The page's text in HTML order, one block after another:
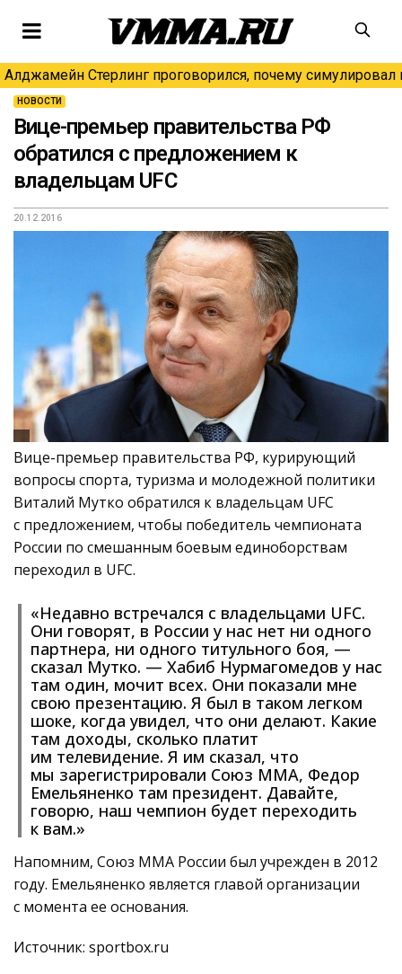
Алджамейн Стерлинг проговорился, почему симулировал
НОВОСТИ
Вице-премьер правительства РФ
обратился с предложением к
владельцам UFC
20.12.2016
Вице-премьер правительства РФ, курирующий
вопросы спорта, туризма и молодежной политики
Виталий Мутко обратился к владельцам UFC
с предложением, чтобы победитель чемпионата
России по смешанным боевым единоборствам
переходил в UFC.
«Недавно встречался с владельцами UFC.
Они говорят, в России у нас нет ни одного
партнера, ни одного титульного боя, —
сказал Мутко. — Хабиб Нурмагомедов у нас
там один, мочит всех. Они показали мне
свою презентацию. Я был в таком легком
шоке, когда увидел, что они делают. Какие
там доходы, сколько платит
им телевидение. Я им сказал, что
мы зарегистрировали Союз ММА, Федор
Емельяненко там президент. Давайте,
говорю, наш чемпион будет переходить
к вам.»
Напомним, Союз ММА России был учрежден в 2012
году. Емельяненко является главой организации
с момента ее основания.
Источник: sportbox.ru